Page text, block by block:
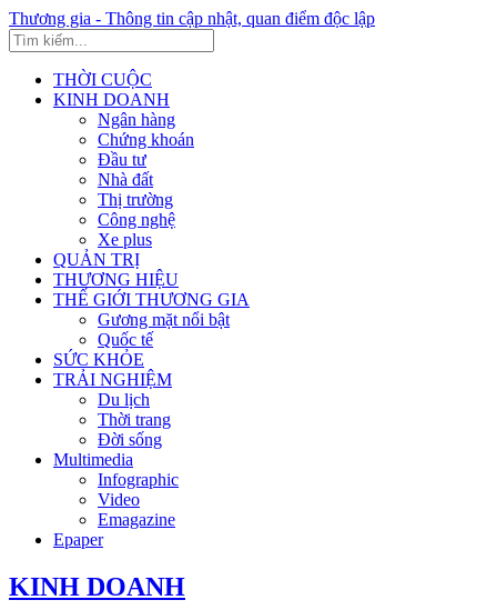
Thương gia - Thông tin cập nhật, quan điểm độc lập
THỜI CUỘC
KINH DOANH
Ngân hàng
Chứng khoán
Đầu tư
Nhà đất
Thị trường
Công nghệ
Xe plus
QUẢN TRỊ
THƯƠNG HIỆU
THẾ GIỚI THƯƠNG GIA
Gương mặt nổi bật
Quốc tế
SỨC KHỎE
TRẢI NGHIỆM
Du lịch
Thời trang
Đời sống
Multimedia
Infographic
Video
Emagazine
Epaper
KINH DOANH